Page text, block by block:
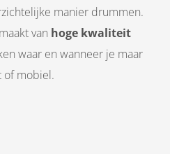
manier drummen.
van hoge kwaliteit
waar en wanneer je maar
of mobiel.